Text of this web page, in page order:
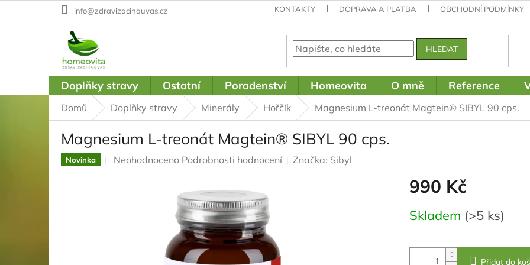
na
info@zdravizacinauvas.cz KONTAKTY DOPRAVA A PLATBA OBCHODNÍ PODMÍNKY
HLEDAT
Doplňky stravy Ostatní Poradenství Homeovita O mně Reference
Domů Doplňky stravy Minerály Hořčík Magnesium L-treonát Magtein® SIBYL 90 cps.
Magnesium L-treonát Magtein® SIBYL 90 cps.
Novinka
Průměrné
Neohodnoceno Podrobnosti hodnocení Značka: Sibyl
990 Kč
Měrná
cena:
Skladem (>5 ks)
Přidat do